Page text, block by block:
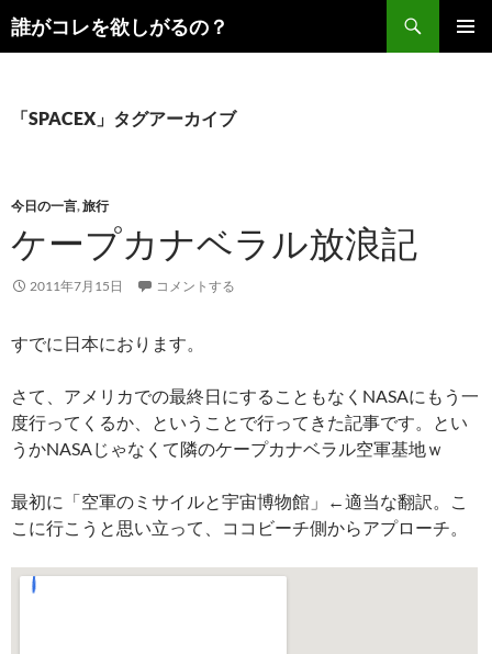
コ
ン
プ
誰がコレを欲しがるの？
検
索
「SPACEX」タグアーカイブ
今日の一言,旅行
ケープカナベラル放浪記
2011年7月15日 コメントする
すでに日本におります。
さて、アメリカでの最終日にすることもなくNASAにもう一
度行ってくるか、ということで行ってきた記事です。とい
うかNASAじゃなくて隣のケープカナベラル空軍基地ｗ
最初に「空軍のミサイルと宇宙博物館」←適当な翻訳。こ
こに行こうと思い立って、ココビーチ側からアプローチ。